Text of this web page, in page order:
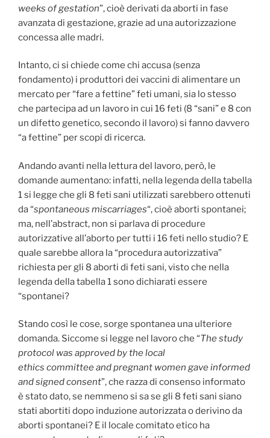
weeks of gestation”, cioè derivati da aborti in fase
avanzata di gestazione, grazie ad una autorizzazione
concessa alle madri.
Intanto, ci si chiede come chi accusa (senza
fondamento) i produttori dei vaccini di alimentare un
mercato per “fare a fettine” feti umani, sia lo stesso
che partecipa ad un lavoro in cui 16 feti (8 “sani” e 8 con
un difetto genetico, secondo il lavoro) si fanno davvero
“a fettine” per scopi di ricerca.
Andando avanti nella lettura del lavoro, però, le
domande aumentano: infatti, nella legenda della tabella
1 si legge che gli 8 feti sani utilizzati sarebbero ottenuti
da “spontaneous miscarriages“, cioè aborti spontanei;
ma, nell’abstract, non si parlava di procedure
autorizzative all’aborto per tutti i 16 feti nello studio? E
quale sarebbe allora la “procedura autorizzativa”
richiesta per gli 8 aborti di feti sani, visto che nella
legenda della tabella 1 sono dichiarati essere
“spontanei?
Stando così le cose, sorge spontanea una ulteriore
domanda. Siccome si legge nel lavoro che “The study
protocol was approved by the local
ethics committee and pregnant women gave informed
and signed consent”, che razza di consenso informato
è stato dato, se nemmeno si sa se gli 8 feti sani siano
stati abortiti dopo induzione autorizzata o derivino da
aborti spontanei? E il locale comitato etico ha